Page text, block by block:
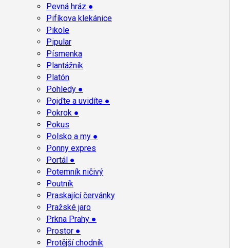
Pevná hráz ●
Pifíkova klekánice
Pikole
Pipular
Písmenka
Plantážník
Platón
Pohledy ●
Pojďte a uvidíte ●
Pokrok ●
Pokus
Polsko a my ●
Ponny expres
Portál ●
Potemník ničivý
Poutník
Praskající červánky
Pražské jaro
Prkna Prahy ●
Prostor ●
Protější chodník